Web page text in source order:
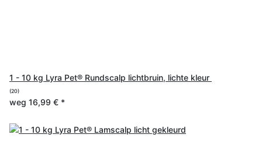
1 - 10 kg Lyra Pet® Rundscalp lichtbruin, lichte kleur
(20)
weg 16,99 € *